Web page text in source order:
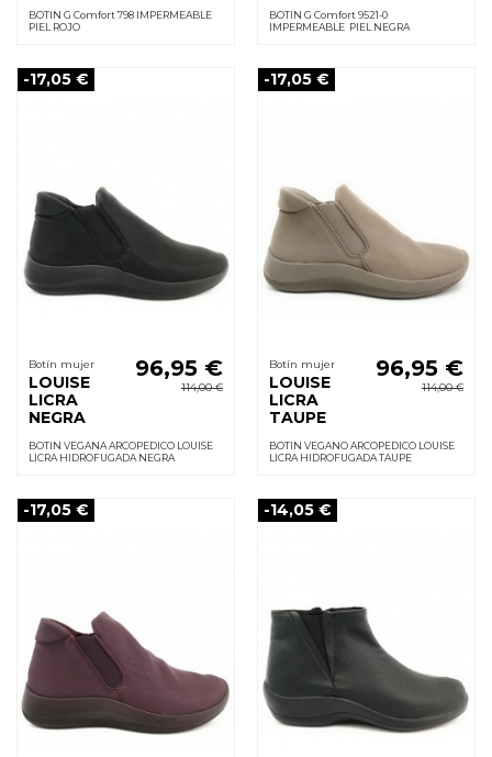
BOTIN G Comfort 798 IMPERMEABLE
PIEL ROJO
BOTIN G Comfort 9521-0
IMPERMEABLE PIEL NEGRA
-17,05 €
Botín mujer
LOUISE
LICRA
NEGRA
96,95 €
114,00 €
BOTIN VEGANA ARCOPEDICO LOUISE
LICRA HIDROFUGADA NEGRA
-17,05 €
Botín mujer
LOUISE
LICRA
TAUPE
96,95 €
114,00 €
BOTIN VEGANO ARCOPEDICO LOUISE
LICRA HIDROFUGADA TAUPE
-17,05 € -14,05 €